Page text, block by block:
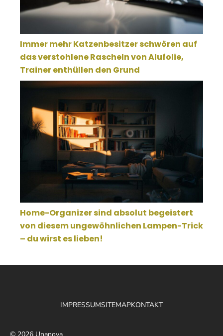
Immer mehr Katzenbesitzer schwören auf
das verstohlene Rascheln von Alufolie,
Trainer enthüllen den Grund
Home-Organizer sind absolut begeistert
von diesem ungewöhnlichen Lampen-Trick
– du wirst es lieben!
IMPRESSUMSITEMAPKONTAKT